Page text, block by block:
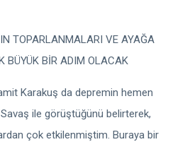
TOPARLANMALARI VE AYAĞA
BÜYÜK BİR ADIM OLACAK
Karakuş da depremin hemen
ile görüştüğünü belirterek,
çok etkilenmiştim. Buraya bir